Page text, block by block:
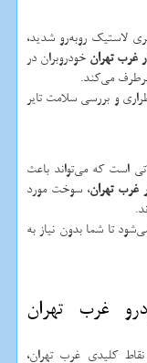
لاستیک روبه‌رو شدید،
غرب تهران خودروبران در
می‌کند.
و بررسی سلامت تایر
است که می‌تواند باعث
غرب تهران، سوخت مورد
تا شما بدون نیاز به
غرب تهران
کلیدی غرب تهران،